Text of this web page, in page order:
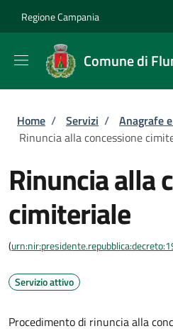
Regione Campania
Comune di
Briciole di pane
Home / Servizi / Anagrafe
Rinuncia alla concessione
Rinuncia alla
cimiteriale
(
Servizio attivo
Procedimento di rinuncia alla